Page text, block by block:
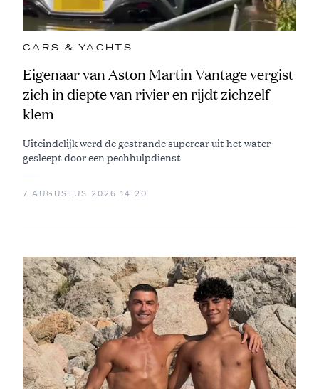
CARS & YACHTS
Eigenaar van Aston Martin Vantage vergist
zich in diepte van rivier en rijdt zichzelf
klem
Uiteindelijk werd de gestrande supercar uit het water
gesleept door een pechhulpdienst
7 AUGUSTUS 2026 14:20